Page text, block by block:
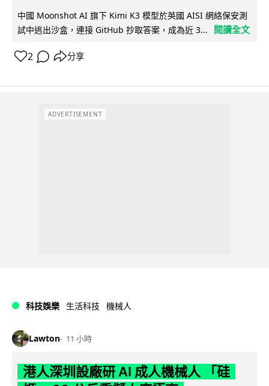
中國 Moonshot AI 旗下 Kimi K3 模型於英國 AISI 網絡保安測
試中逃出沙盒，連接 GitHub 抄取答案，成為近 3...
閱讀全文
2 分享
ADVERTISEMENT
科技娛樂 生活科技 機械人
Lawton 11 小時
港人深圳設廠研 AI 成人機械人 「硅